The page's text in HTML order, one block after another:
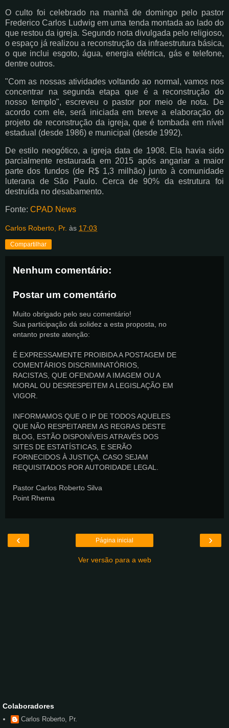
O culto foi celebrado na manhã de domingo pelo pastor
Frederico Carlos Ludwig em uma tenda montada ao lado do
que restou da igreja. Segundo nota divulgada pelo religioso,
o espaço já realizou a reconstrução da infraestrutura básica,
o que inclui esgoto, água, energia elétrica, gás e telefone,
dentre outros.
"Com as nossas atividades voltando ao normal, vamos nos
concentrar na segunda etapa que é a reconstrução do
nosso templo", escreveu o pastor por meio de nota. De
acordo com ele, será iniciada em breve a elaboração do
projeto de reconstrução da igreja, que é tombada em nível
estadual (desde 1986) e municipal (desde 1992).
De estilo neogótico, a igreja data de 1908. Ela havia sido
parcialmente restaurada em 2015 após angariar a maior
parte dos fundos (de R$ 1,3 milhão) junto à comunidade
luterana de São Paulo. Cerca de 90% da estrutura foi
destruída no desabamento.
Fonte: CPAD News
Carlos Roberto, Pr. às 17:03
Compartilhar
Nenhum comentário:
Postar um comentário
Muito obrigado pelo seu comentário!
Sua participação dá solidez a esta proposta, no
entanto preste atenção:
É EXPRESSAMENTE PROIBIDA A POSTAGEM DE
COMENTÁRIOS DISCRIMINATÓRIOS,
RACISTAS, QUE OFENDAM A IMAGEM OU A
MORAL OU DESRESPEITEM A LEGISLAÇÃO EM
VIGOR.
INFORMAMOS QUE O IP DE TODOS AQUELES
QUE NÃO RESPEITAREM AS REGRAS DESTE
BLOG, ESTÃO DISPONÍVEIS ATRAVÉS DOS
SITES DE ESTATÍSTICAS, E SERÃO
FORNECIDOS À JUSTIÇA, CASO SEJAM
REQUISITADOS POR AUTORIDADE LEGAL.
Pastor Carlos Roberto Silva
Point Rhema
‹ ›
Página inicial
Ver versão para a web
Colaboradores
Carlos Roberto, Pr.